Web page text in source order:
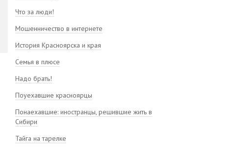
Что за люди!
Мошенничество в интернете
История Красноярска и края
Семья в плюсе
Надо брать!
Поуехавшие красноярцы
Понаехавшие: иностранцы, решившие жить в
Сибири
Тайга на тарелке